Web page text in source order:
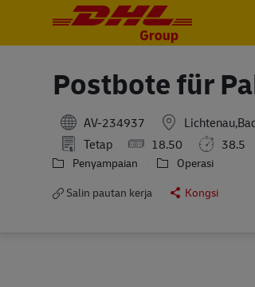
Postbote für
AV-234937
Tetap
18.50 38.5
Penyampaian
Operasi
Salin pautan kerja
Kongsi